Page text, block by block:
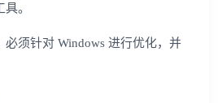
。
必须针对 Windows 进行优化，并